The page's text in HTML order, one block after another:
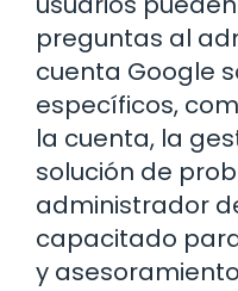
preguntas al
cuenta Google
específicos,
la cuenta, la
solución de
administrador
capacitado
y